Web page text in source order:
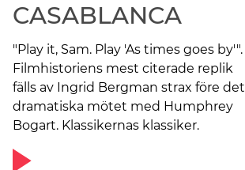
CASABLANCA
"Play it, Sam. Play 'As times goes by'".
Filmhistoriens mest citerade replik
fälls av Ingrid Bergman strax före det
dramatiska mötet med Humphrey
Bogart. Klassikernas klassiker.